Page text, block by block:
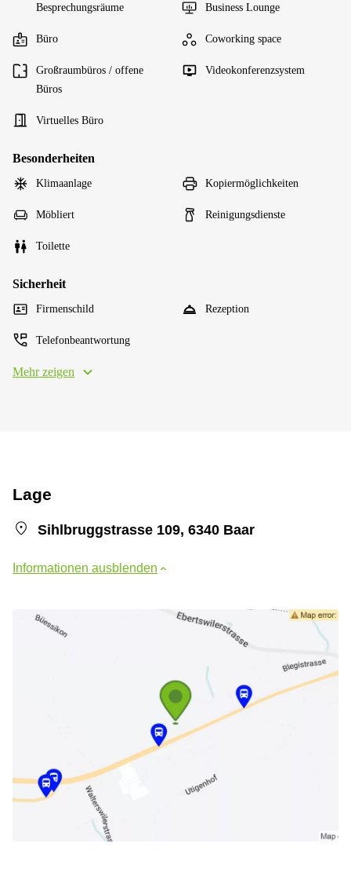
Besprechungsräume Business Lounge
Büro Coworking space
Großraumbüros / offene
Büros
Videokonferenzsystem
Virtuelles Büro
Besonderheiten
Klimaanlage Kopiermöglichkeiten
Möbliert Reinigungsdienste
Toilette
Sicherheit
Firmenschild Rezeption
Telefonbeantwortung
Mehr zeigen
Lage
Sihlbruggstrasse 109, 6340 Baar
Informationen ausblenden